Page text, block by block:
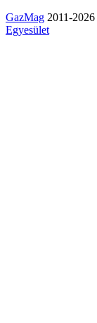
GazMag 2011-2026
Egyesület